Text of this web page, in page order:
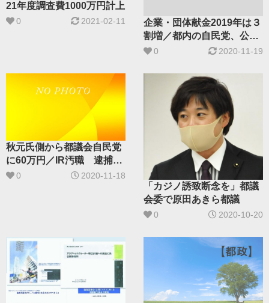
21年度調査費1000万円計上
0 2021-02-11
企業・団体献金2019年は３
割増／都内の自民党、公明
党など４党で3.8億円 都選
0 2020-11-19
秋元氏側から都議会自民党
に60万円／IR汚職 逮捕2
日後にパーティ券購入
0 2020-11-18
「カジノ誘致断念を」都議
会委で原田あきら都議
0 2020-10-20